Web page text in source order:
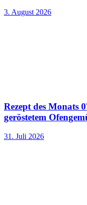
3. August 2026
Rezept des Monats
geröstetem
31. Juli 2026